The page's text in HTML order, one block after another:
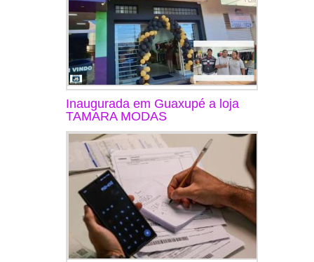
Inaugurada em Guaxupé a loja
TAMARA MODAS